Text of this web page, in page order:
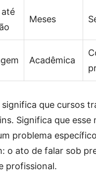
Meses
Acadêmica
significa que cursos
Significa que esse
problema
o ato de falar sob
profissional.